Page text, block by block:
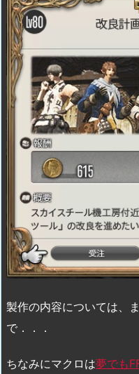
製作の内容については、
で．．．
ちなみにマクロは夢でも